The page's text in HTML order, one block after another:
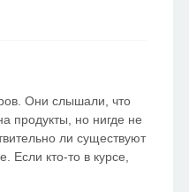
Они слышали, что
продукты, но нигде не
ли существуют
Если кто-то в курсе,
и